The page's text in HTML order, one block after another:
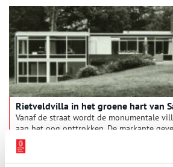
en landerijen van Brederode. Maar na zijn
strijden voor haar bezit en kinderen. Vijf
en andere familieleden vonden dat zij
de erfenis dan Yolande – een vrouw.
Rietveldvilla in het groene hart van
Vanaf de straat wordt de monumentale
aan het oog onttrokken. De markante
ook aan de achterzijde, alleen zichtbaar
hun bezoek. Toch wordt de bungalow aan
in Santpoort-Zuid beschouwd als één van